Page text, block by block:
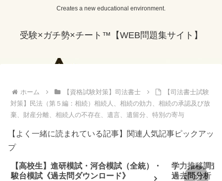
Creates a new educational environment.
受験×ガチ勢×チート™【WEB問題集サイト】
ホーム 【資格試験対策】司法書士
【司法書士試験
対策】民法（第５編：相続）相続人、相続の効力、相続の承認及び放
棄、財産分離、相続人の不存在、遺言、遺留分、特別の寄与
【よく一緒に読まれている記事】関連人気記事ピックアッ
プ
【高校生】進研模試・河合模試（全統）・
駿台模試《過去問ダウンロード》
学力推移調査
過去問分析